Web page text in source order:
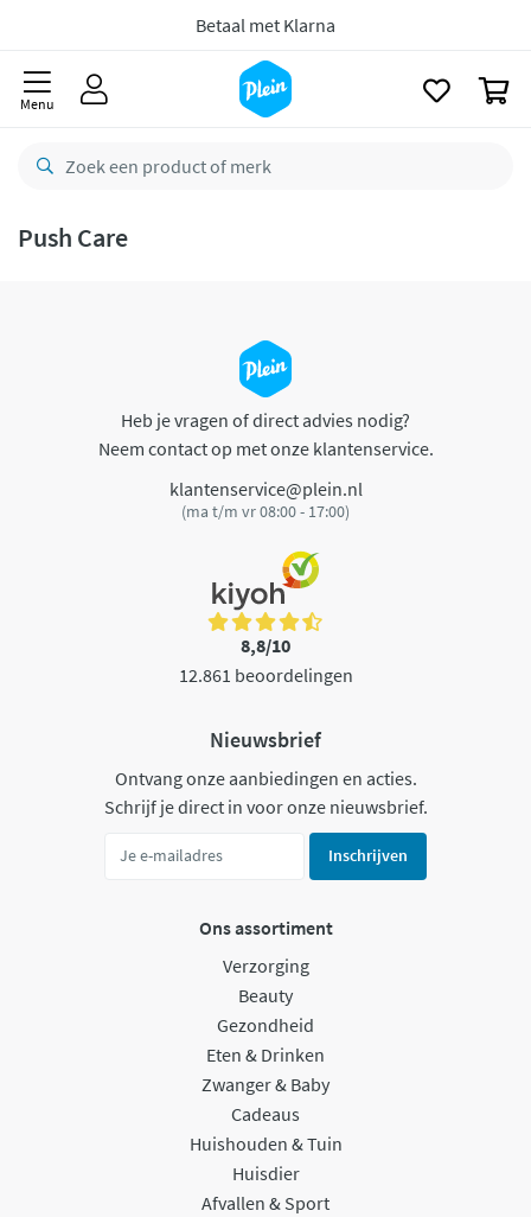
Betaal met Klarna
Menu
Push Care
Heb je vragen of direct advies nodig?
Neem contact op met onze klantenservice.
klantenservice@plein.nl
(ma t/m vr 08:00 - 17:00)
8,8/10
12.861 beoordelingen
Nieuwsbrief
Ontvang onze aanbiedingen en acties.
Schrijf je direct in voor onze nieuwsbrief.
Inschrijven
Ons assortiment
Verzorging
Beauty
Gezondheid
Eten & Drinken
Zwanger & Baby
Cadeaus
Huishouden & Tuin
Huisdier
Afvallen & Sport